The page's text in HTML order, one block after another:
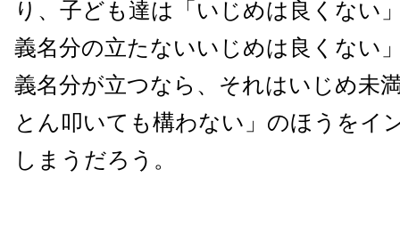
り、子ども達は「いじめは良くない
義名分の立たないいじめは良くない
義名分が立つなら、それはいじめ未
とん叩いても構わない」のほうをイ
しまうだろう。